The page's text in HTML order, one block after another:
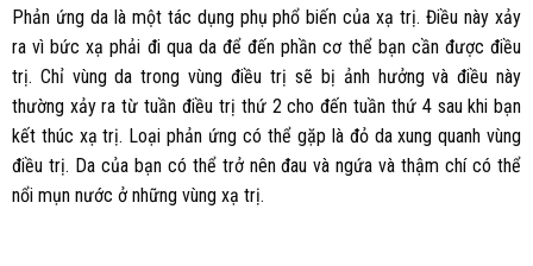
Phản ứng da là một tác dụng phụ phổ biến của xạ trị. Điều này xảy
ra vì bức xạ phải đi qua da để đến phần cơ thể bạn cần được điều
trị. Chỉ vùng da trong vùng điều trị sẽ bị ảnh hưởng và điều này
thường xảy ra từ tuần điều trị thứ 2 cho đến tuần thứ 4 sau khi bạn
kết thúc xạ trị. Loại phản ứng có thể gặp là đỏ da xung quanh vùng
điều trị. Da của bạn có thể trở nên đau và ngứa và thậm chí có thể
nổi mụn nước ở những vùng xạ trị.